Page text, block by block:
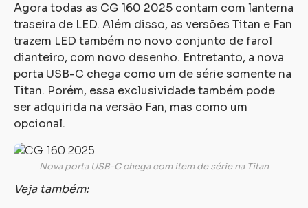
Agora todas as CG 160 2025 contam com lanterna
traseira de LED. Além disso, as versões Titan e Fan
trazem LED também no novo conjunto de farol
dianteiro, com novo desenho. Entretanto, a nova
porta USB-C chega como um de série somente na
Titan. Porém, essa exclusividade também pode
ser adquirida na versão Fan, mas como um
opcional.
Nova porta USB-C chega com item de série na Titan
Veja também: